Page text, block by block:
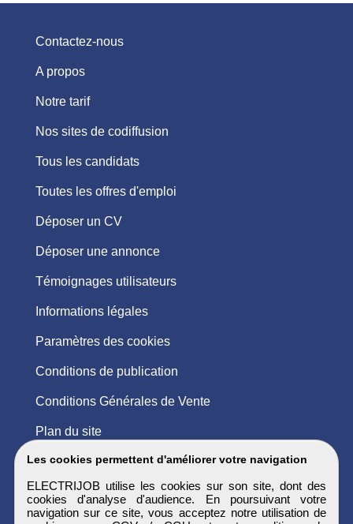
Les cookies permettent d'améliorer votre navigation
ELECTRIJOB utilise les cookies sur son site, dont des
cookies d'analyse d'audience. En poursuivant votre
navigation sur ce site, vous acceptez notre utilisation de
Contactez-nous
A propos
Notre tarif
Nos sites de codiffusion
Tous les candidats
Toutes les offres d'emploi
Déposer un CV
Déposer une annonce
Témoignages utilisateurs
Informations légales
Paramètres des cookies
Conditions de publication
Conditions Générales de Vente
Plan du site